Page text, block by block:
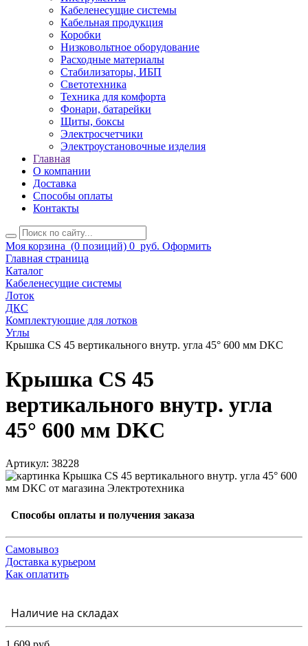
Кабеленесущие системы
Кабельная продукция
Коробки
Низковольтное оборудование
Расходные материалы
Стабилизаторы, ИБП
Светотехника
Техника для комфорта
Фонари, батарейки
Щиты, боксы
Электросчетчики
Электроустановочные изделия
Главная
О компании
Доставка
Способы оплаты
Контакты
Моя корзина (0 позиций) 0 руб. Оформить
Главная страница
Каталог
Кабеленесущие системы
Лоток
ДКС
Комплектующие для лотков
Углы
Крышка CS 45 вертикального внутр. угла 45° 600 мм DKC
Крышка CS 45
вертикального внутр. угла
45° 600 мм DKC
Артикул: 38228
Способы оплаты и получения заказа
Самовывоз
Доставка курьером
Как оплатить
Наличие на складах